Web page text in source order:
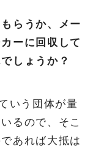
らうか、メー
ーに回収して
しょうか？
いう団体が量
るので、そこ
あれば大抵は